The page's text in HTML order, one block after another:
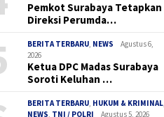
Pemkot Surabaya Tetapkan
Direksi Perumda…
BERITA TERBARU NEWS
Agustus 6,
2026
Ketua DPC Madas Surabaya
Soroti Keluhan …
BERITA TERBARU HUKUM & KRIMINAL
NEWS TNI / POLRI Agustus 5, 2026